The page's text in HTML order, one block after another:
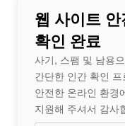
웹 사이트
확인 완료
사기, 스팸 및 남용
간단한 인간 확인
안전한 온라인 환경
지원해 주셔서 감사